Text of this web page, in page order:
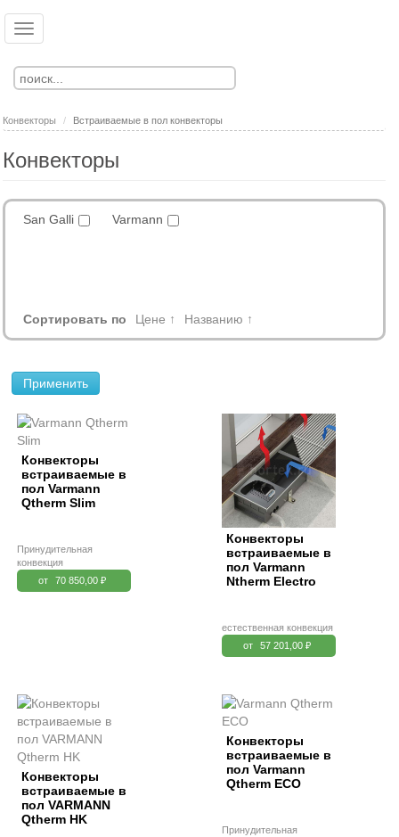
основному
содержанию
Toggle
Конвекторы Встраиваемые в пол конвекторы
Конвекторы
San Galli Varmann
Сортировать по Цене ↑ Названию ↑
Применить
Конвекторы
встраиваемые в
пол Varmann
Qtherm Slim
Принудительная
конвекция
от
70 850,00 ₽
Конвекторы
встраиваемые в
пол Varmann
Ntherm Electro
естественная конвекция
от
57 201,00 ₽
Конвекторы
встраиваемые в
пол VARMANN
Qtherm HK
Конвекторы
встраиваемые в
пол Varmann
Qtherm ECO
Принудительная